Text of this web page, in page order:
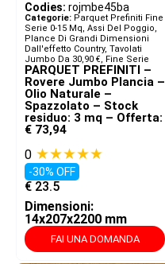
Codies: rojmbe45ba
Categorie: Parquet Prefiniti Fine
Serie 0-15 Mq, Assi Del Poggio,
Plance Di Grandi Dimensioni
Dall'effetto Country, Tavolati
Jumbo Da 30,90 €, Fine Serie
PARQUET PREFINITI –
Rovere Jumbo Plancia –
Olio Naturale –
Spazzolato – Stock
residuo: 3 mq – Offerta:
€ 73,94
0 ★★★★★
-30% OFF
€ 23.5
Dimensioni:
14x207x2200 mm
FAI UNA DOMANDA